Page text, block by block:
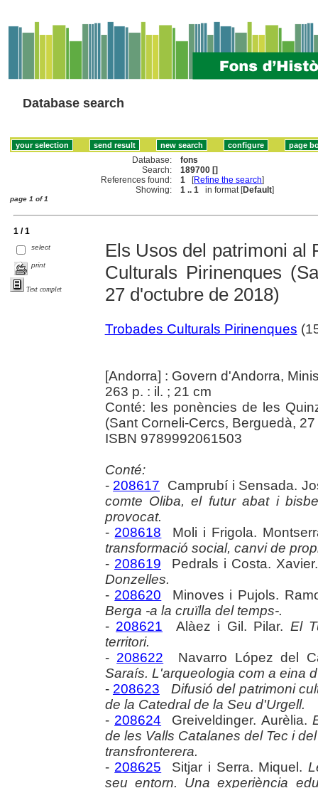
Database search
Database:
fons
Search:
189700 []
References found:
1 [Refine the search]
Showing:
1 .. 1 in format [Default]
page 1 of 1
1 / 1
select
print
Text complet
Els Usos del patrimoni al
Culturals Pirinenques
27 d'octubre de 2018)
Trobades Culturals Pirinenques
[Andorra] : Govern d'Andorra,
263 p. : il. ; 21 cm
Conté: les ponències de les
(Sant Corneli-Cercs, Berguedà,
ISBN 9789992061503
Conté:
- 208617 Camprubí i Sensada.
comte Oliba, el futur abat i
provocat.
- 208618 Moli i Frigola.
transformació social, canvi de
- 208619 Pedrals i Costa.
Donzelles.
- 208620 Minoves i Pujols.
Berga -a la cruïlla del temps-.
- 208621 Alàez i Gil. Pilar. El
territori.
- 208622 Navarro López del
Saraís. L'arqueologia com a eina
- 208623
Difusió del patrimoni
de la Catedral de la Seu d'Urgell.
- 208624 Greiveldinger. Aurèlia.
de les Valls Catalanes del Tec i
transfronterera.
- 208625 Sitjar i Serra. Miquel.
seu entorn. Una experiència